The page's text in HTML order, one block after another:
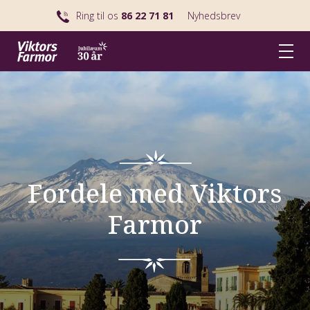
Ring til os 86 22 71 81 Nyhedsbrev
Fordele med Viktors
Farmor